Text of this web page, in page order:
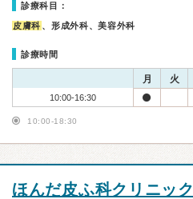
診療科目：
皮膚科 、形成外科、美容外科
診療時間
月 火
10:00-16:30
10:00-18:30
ほんだ皮ふ科クリニック